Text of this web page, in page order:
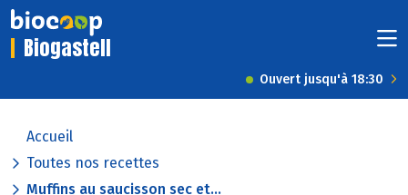
Biogastell
Ouvert jusqu'à 18:30
Accueil
Toutes nos recettes
Muffins au saucisson sec et...